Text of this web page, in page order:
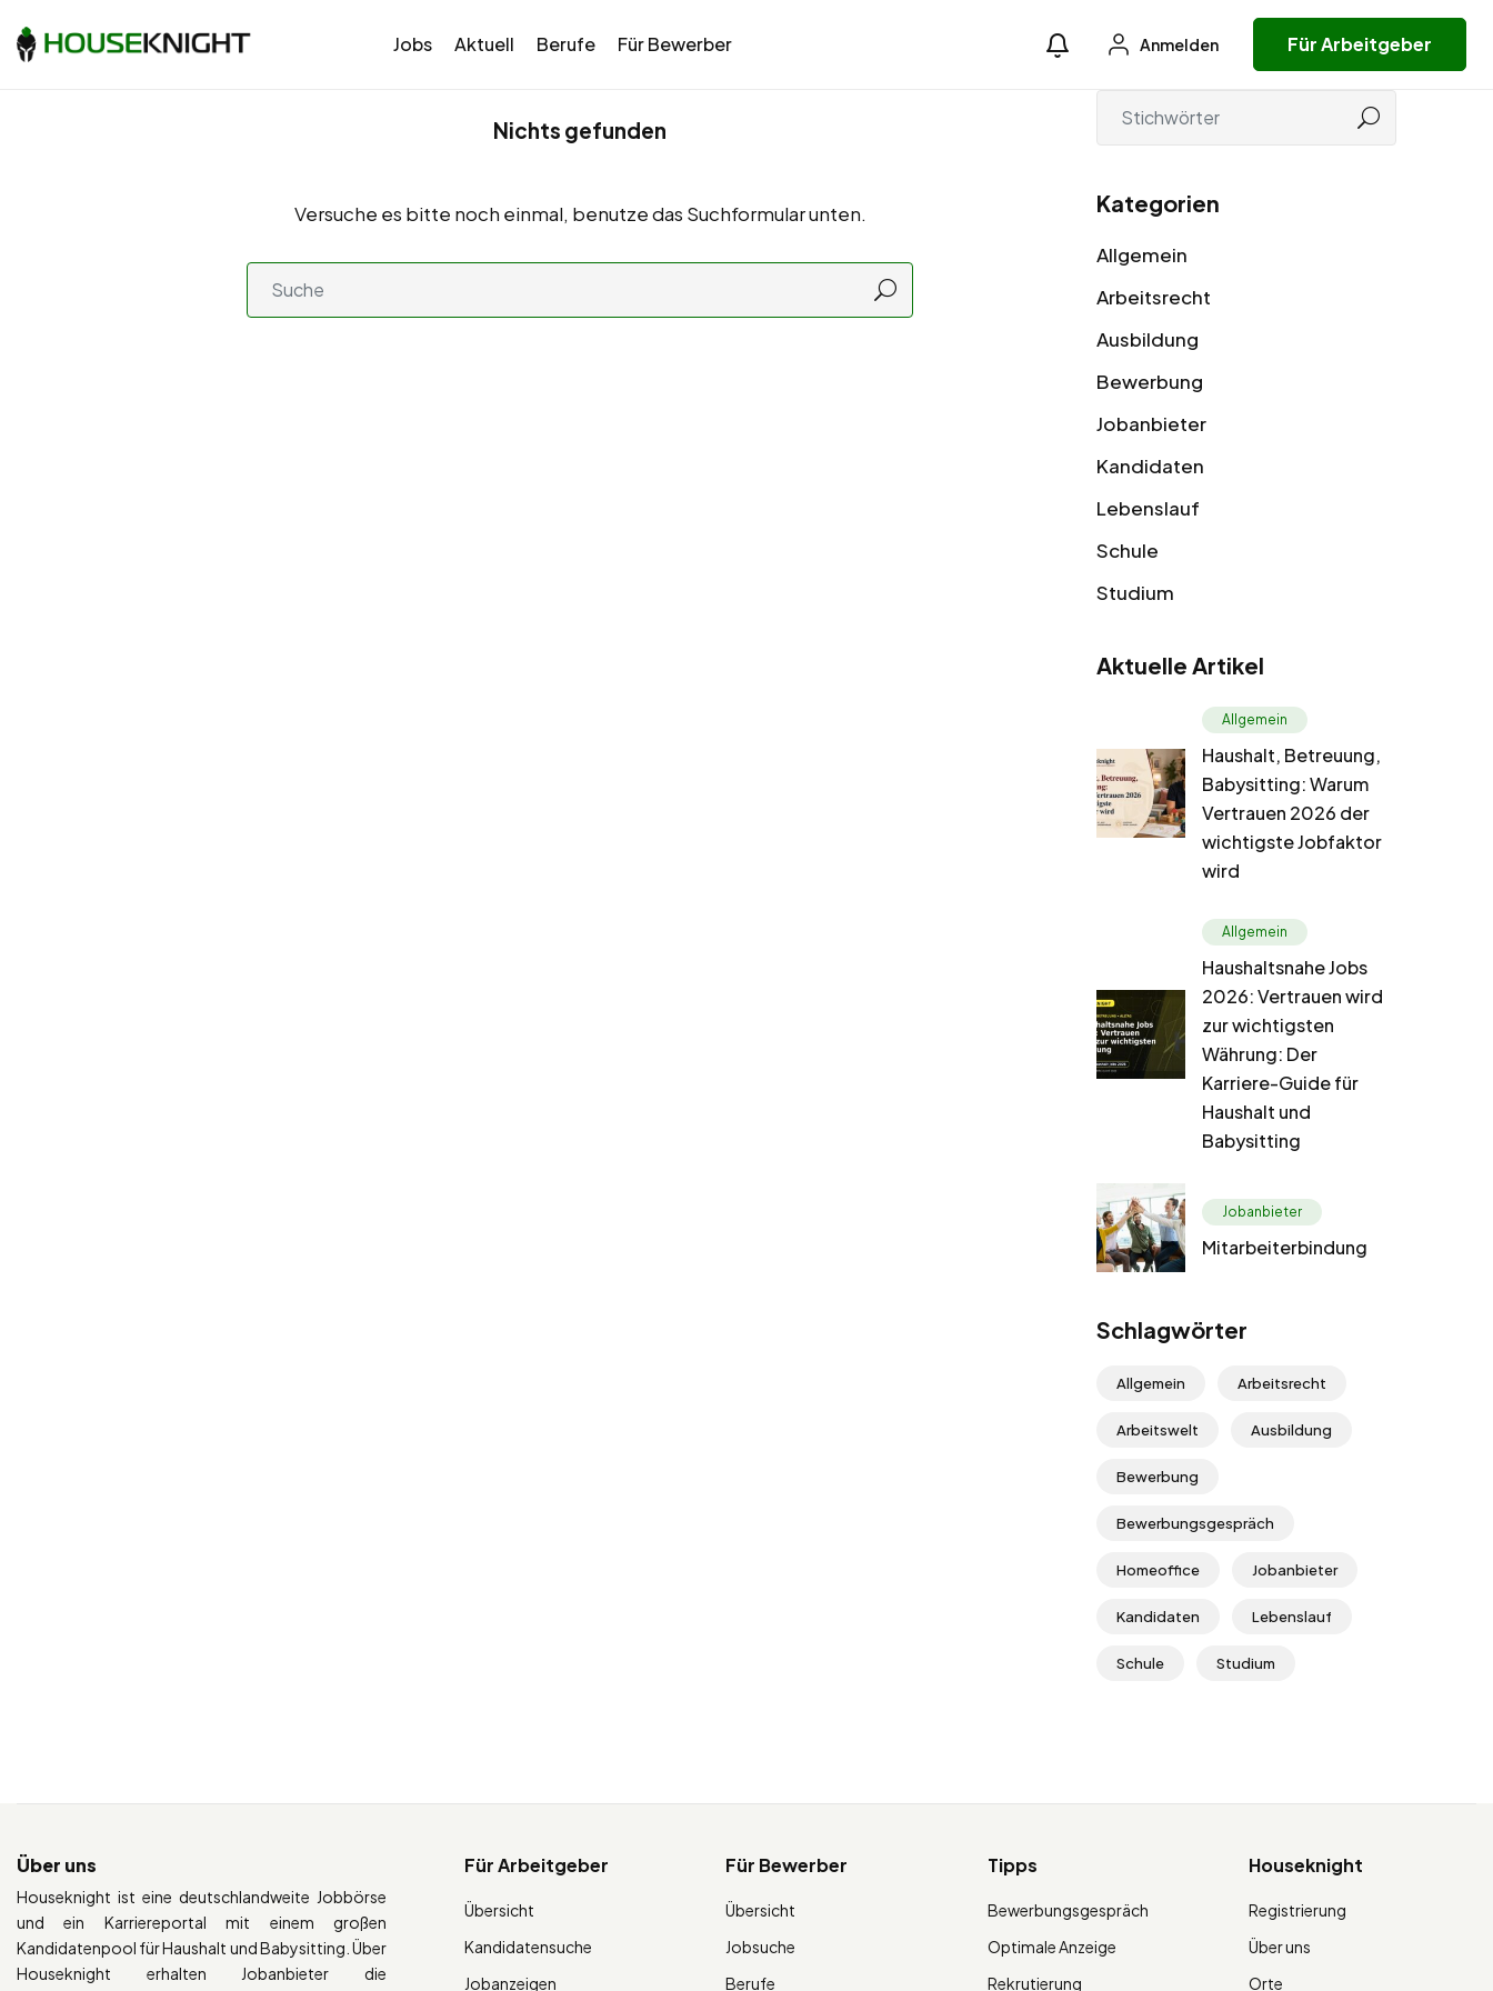
Jobs Aktuell Berufe Für Bewerber Anmelden Für Arbeitgeber
Nichts gefunden
Versuche es bitte noch einmal, benutze das Suchformular unten. Kategorien
Allgemein
Arbeitsrecht
Ausbildung
Bewerbung
Jobanbieter
Kandidaten
Lebenslauf
Schule
Studium
Aktuelle Artikel
Allgemein
Haushalt, Betreuung,
Babysitting: Warum
Vertrauen 2026 der
wichtigste Jobfaktor
wird
Allgemein
Haushaltsnahe Jobs
2026: Vertrauen wird
zur wichtigsten
Währung: Der
Karriere-Guide für
Haushalt und
Babysitting
Jobanbieter
Mitarbeiterbindung
Schlagwörter
Allgemein Arbeitsrecht
Arbeitswelt Ausbildung
Bewerbung
Bewerbungsgespräch
Homeoffice Jobanbieter
Kandidaten Lebenslauf
Schule Studium
Über uns
Houseknight ist eine deutschlandweite Jobbörse
und ein Karriereportal mit einem großen
Kandidatenpool für Haushalt und Babysitting. Über
Houseknight erhalten Jobanbieter die
Für Arbeitgeber
Übersicht
Kandidatensuche
Jobanzeigen
Für Bewerber
Übersicht
Jobsuche
Berufe
Tipps
Bewerbungsgespräch
Optimale Anzeige
Rekrutierung
Houseknight
Registrierung
Über uns
Orte